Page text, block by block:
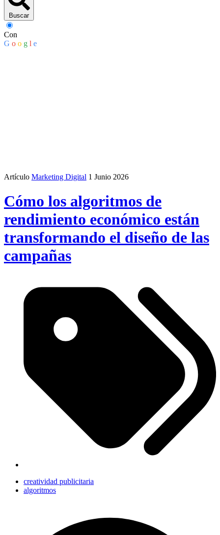
Buscar
Con
G o o g l e
Artículo Marketing Digital 1 Junio 2026
Cómo los algoritmos de
rendimiento económico están
transformando el diseño de las
campañas
creatividad publicitaria
algoritmos